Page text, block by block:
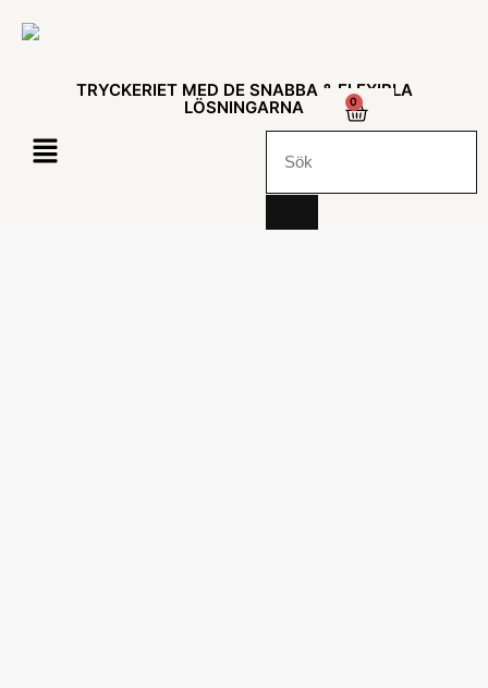
TRYCKERIET MED DE SNABBA & FLEXIBLA
LÖSNINGARNA
0